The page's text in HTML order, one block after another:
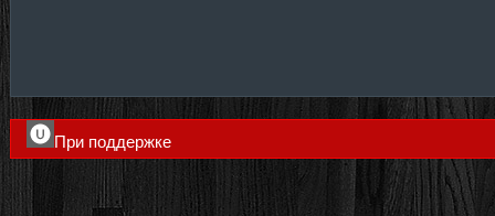
При поддержке